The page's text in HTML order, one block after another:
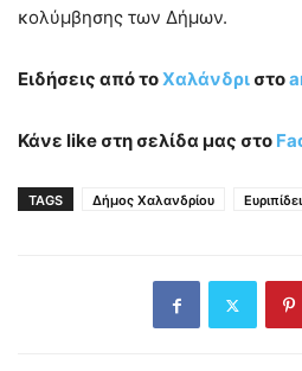
κολύμβησης των Δήμων.
Ειδήσεις από τοΧαλάνδρι στο
Κάνε like στη σελίδα μας στο
TAGS Δήμος Χαλανδρίου